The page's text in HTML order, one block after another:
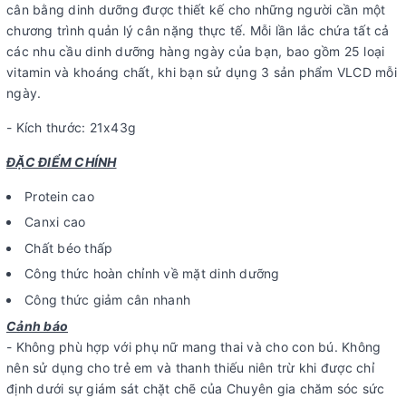
cân bằng dinh dưỡng được thiết kế cho những người cần một
chương trình quản lý cân nặng thực tế. Mỗi lần lắc chứa tất cả
các nhu cầu dinh dưỡng hàng ngày của bạn, bao gồm 25 loại
vitamin và khoáng chất, khi bạn sử dụng 3 sản phẩm VLCD mỗi
ngày.
- Kích thước: 21x43g
ĐẶC ĐIỂM CHÍNH
Protein cao
Canxi cao
Chất béo thấp
Công thức hoàn chỉnh về mặt dinh dưỡng
Công thức giảm cân nhanh
Cảnh báo
- Không phù hợp với phụ nữ mang thai và cho con bú. Không
nên sử dụng cho trẻ em và thanh thiếu niên trừ khi được chỉ
định dưới sự giám sát chặt chẽ của Chuyên gia chăm sóc sức